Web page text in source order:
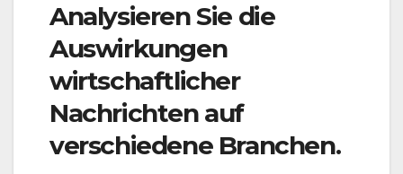
Analysieren Sie die
Auswirkungen
wirtschaftlicher
Nachrichten auf
verschiedene Branchen.